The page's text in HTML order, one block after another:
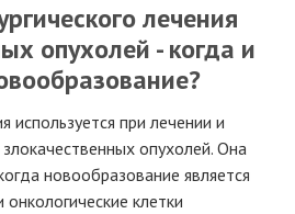
лечения
опухолей - когда и
используется при лечении и
опухолей. Она
новообразование является
клетки